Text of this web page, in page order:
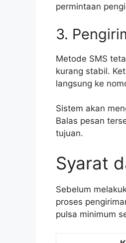
permintaan
3.
Metode SMS
kurang stabil.
langsung ke
Sistem akan
Balas pesan
tujuan.
Syarat
Sebelum
proses
pulsa minimum